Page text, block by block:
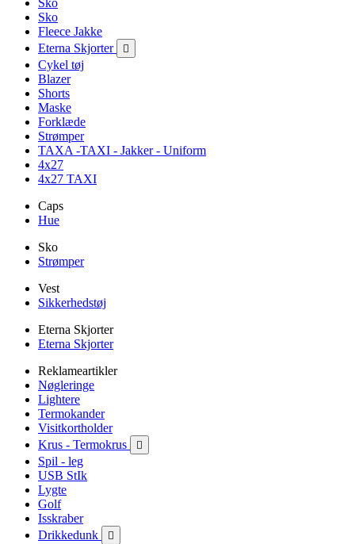
Sko
Sko
Fleece Jakke
Eterna Skjorter

Cykel tøj
Blazer
Shorts
Maske
Forklæde
Strømper
TAXA -TAXI - Jakker - Uniform
4x27
4x27 TAXI
Caps
Hue
Sko
Strømper
Vest
Sikkerhedstøj
Eterna Skjorter
Eterna Skjorter
Reklameartikler
Nøgleringe
Lightere
Termokander
Visitkortholder
Krus - Termokrus

Spil - leg
USB StIk
Lygte
Golf
Isskraber
Drikkedunk
